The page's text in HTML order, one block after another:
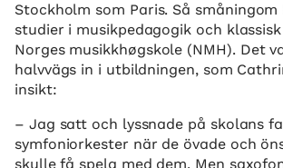
Stockholm som Paris. Så småningom
studier i musikpedagogik och
Norges musikkhøgskole (NMH). Det
halvvägs in i utbildningen, som
insikt:
– Jag satt och lyssnade på skolans
symfoniorkester när de övade och
skulle få spela med dem. Men